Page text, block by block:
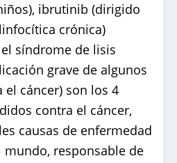
ibrutinib (dirigido
crónica)
síndrome de lisis
grave de algunos
cáncer) son los 4
contra el cáncer,
causas de enfermedad
responsable de